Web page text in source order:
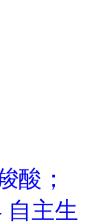
酸；
自主生